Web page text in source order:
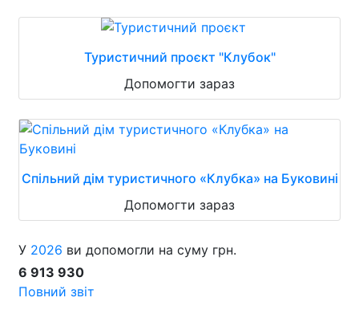
Туристичний проєкт "Клубок"
Допомогти зараз
Спільний дім туристичного «Клубка» на Буковині
Допомогти зараз
У 2026 ви допомогли на суму грн.
6 913 930
Повний звіт